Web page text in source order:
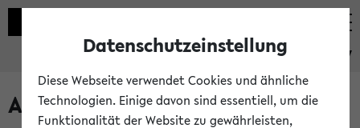
eKVV
Anlegen eines neuen
Datenschutzeinstellung
Diese Webseite verwendet Cookies und ähnliche
Technologien. Einige davon sind essentiell, um die
Funktionalität der Website zu gewährleisten,